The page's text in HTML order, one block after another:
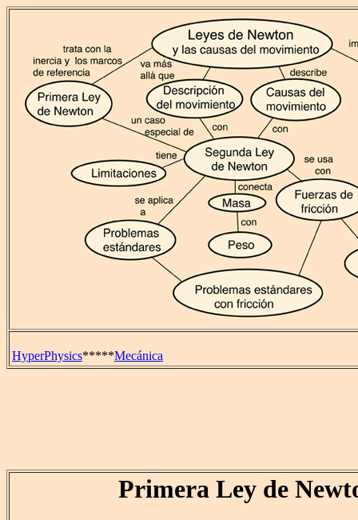
HyperPhysics*****Mecánica
Primera Ley de